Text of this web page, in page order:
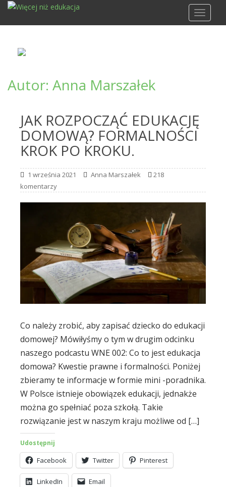
i
Autor: Anna Marszałek
JAK ROZPOCZĄĆ EDUKACJĘ
DOMOWĄ? FORMALNOŚCI
KROK PO KROKU.
1 września 2021 Anna Marszałek
218
komentarzy
Co należy zrobić, aby zapisać dziecko do edukacji
domowej? Mówiłyśmy o tym w drugim odcinku
naszego podcastu WNE 002: Co to jest edukacja
domowa? Kwestie prawne i formalności. Poniżej
zbieramy te informacje w formie mini -poradnika.
W Polsce istnieje obowiązek edukacji, jednakże
można go spełniać poza szkołą. Takie
rozwiązanie jest w naszym kraju możliwe od […]
Udostępnij
Facebook Twitter Pinterest
LinkedIn Email